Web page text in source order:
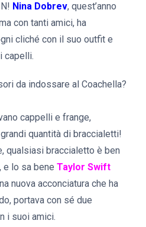
Nina Dobrev, quest’anno
con tanti amici, ha
cliché con il suo outfit e
capelli.
da indossare al Coachella?
cappelli e frange,
quantità di braccialetti!
qualsiasi braccialetto è ben
lo sa bene Taylor Swift
nuova acconciatura che ha
portava con sé due
i suoi amici.